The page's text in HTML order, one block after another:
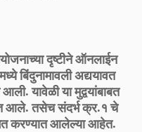
दृष्टीने ऑनलाईन
बिंदुनामावली अद्ययावत
यावेळी या मुद्वयांबाबत
आले. तसेच संदर्भ क्र.१ चे
करण्यात आलेल्या आहेत.